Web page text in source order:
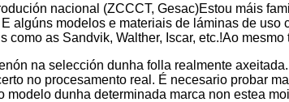
nacional (ZCCCT, Gesac)Estou máis
algúns modelos e materiais de láminas de
como as Sandvik, Walther, Iscar, etc.!Ao mesmo
na selección dunha folla realmente
no procesamento real. É necesario probar
dunha determinada marca non estea